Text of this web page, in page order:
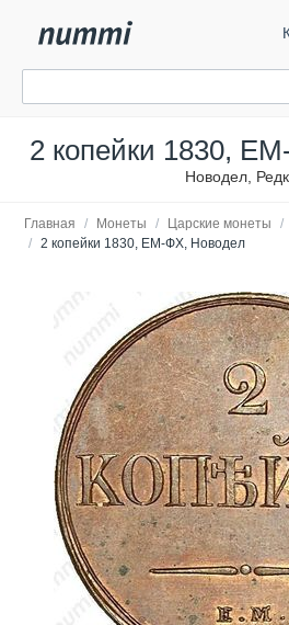
2 копейки 1830,
Новодел,
Главная / Монеты / Царские монеты /
/ 2 копейки 1830, ЕМ-ФХ, Новодел